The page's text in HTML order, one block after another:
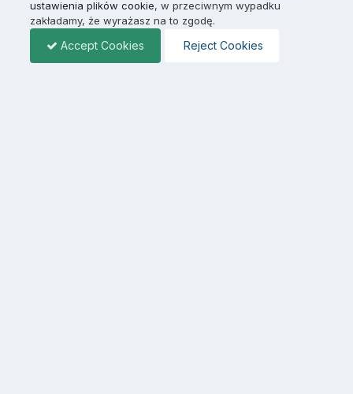
ustawienia plików cookie, w przeciwnym wypadku
zakładamy, że wyrażasz na to zgodę.
Accept Cookies Reject Cookies